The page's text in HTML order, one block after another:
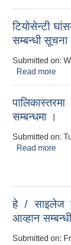
टियोसेन्टी
सम्बन्धी सूचना
Submitted on:
Read more
सम्बन्धमा ।
Submitted on:
Read more
हे / साइलेज
आव्हान
Submitted on: